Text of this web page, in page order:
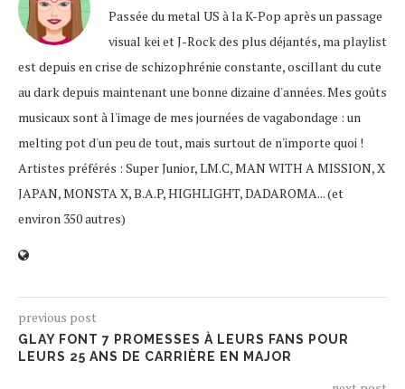
Passée du metal US à la K-Pop après un passage
visual kei et J-Rock des plus déjantés, ma playlist
est depuis en crise de schizophrénie constante, oscillant du cute
au dark depuis maintenant une bonne dizaine d'années. Mes goûts
musicaux sont à l'image de mes journées de vagabondage : un
melting pot d'un peu de tout, mais surtout de n'importe quoi !
Artistes préférés : Super Junior, LM.C, MAN WITH A MISSION, X
JAPAN, MONSTA X, B.A.P, HIGHLIGHT, DADAROMA... (et
environ 350 autres)
previous post
GLAY FONT 7 PROMESSES À LEURS FANS POUR
LEURS 25 ANS DE CARRIÈRE EN MAJOR